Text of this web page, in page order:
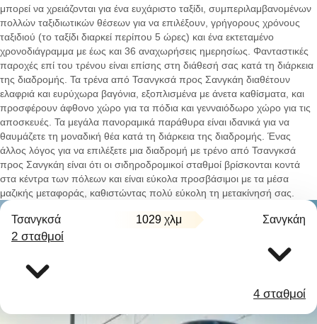
μπορεί να χρειάζονται για ένα ευχάριστο ταξίδι, συμπεριλαμβανομένων
πολλών ταξιδιωτικών θέσεων για να επιλέξουν, γρήγορους χρόνους
ταξιδιού (το ταξίδι διαρκεί περίπου 5 ώρες) και ένα εκτεταμένο
χρονοδιάγραμμα με έως και 36 αναχωρήσεις ημερησίως. Φανταστικές
παροχές επί του τρένου είναι επίσης στη διάθεσή σας κατά τη διάρκεια
της διαδρομής. Τα τρένα από Τσανγκσά προς Σανγκάη διαθέτουν
ελαφριά και ευρύχωρα βαγόνια, εξοπλισμένα με άνετα καθίσματα, και
προσφέρουν άφθονο χώρο για τα πόδια και γενναιόδωρο χώρο για τις
αποσκευές. Τα μεγάλα πανοραμικά παράθυρα είναι ιδανικά για να
θαυμάζετε τη μοναδική θέα κατά τη διάρκεια της διαδρομής. Ένας
άλλος λόγος για να επιλέξετε μια διαδρομή με τρένο από Τσανγκσά
προς Σανγκάη είναι ότι οι σιδηροδρομικοί σταθμοί βρίσκονται κοντά
στα κέντρα των πόλεων και είναι εύκολα προσβάσιμοι με τα μέσα
μαζικής μεταφοράς, καθιστώντας πολύ εύκολη τη μετακίνησή σας.
Τσανγκσά 1029 χλμ Σανγκάη
2 σταθμοί
4 σταθμοί